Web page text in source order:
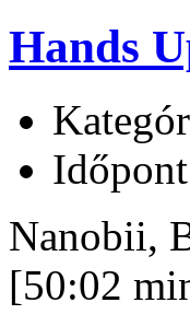
Hands
Nanobii,
[50:02